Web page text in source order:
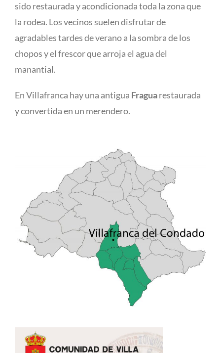
sido restaurada y acondicionada toda la zona que
la rodea. Los vecinos suelen disfrutar de
agradables tardes de verano a la sombra de los
chopos y el frescor que arroja el agua del
manantial.
En Villafranca hay una antigua Fraguarestaurada
y convertida en un merendero.